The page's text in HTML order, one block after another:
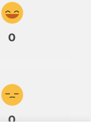
0
0